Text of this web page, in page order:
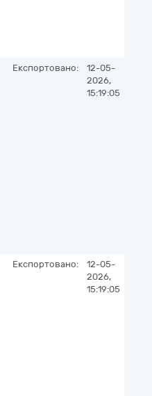
Експортовано:
12-05-
2026,
15:19:05
Експортовано:
12-05-
2026,
15:19:05